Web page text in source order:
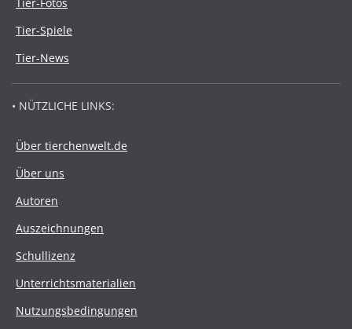
Tier-Spiele
Tier-News
• NÜTZLICHE LINKS:
Über tierchenwelt.de
Über uns
Autoren
Auszeichnungen
Schullizenz
Unterrichtsmaterialien
Nutzungsbedingungen